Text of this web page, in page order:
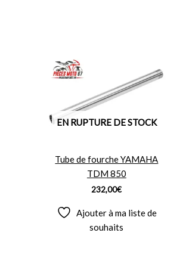
EN RUPTURE DE STOCK
Tube de fourche YAMAHA
TDM 850
232,00€
Ajouter à ma liste de
souhaits